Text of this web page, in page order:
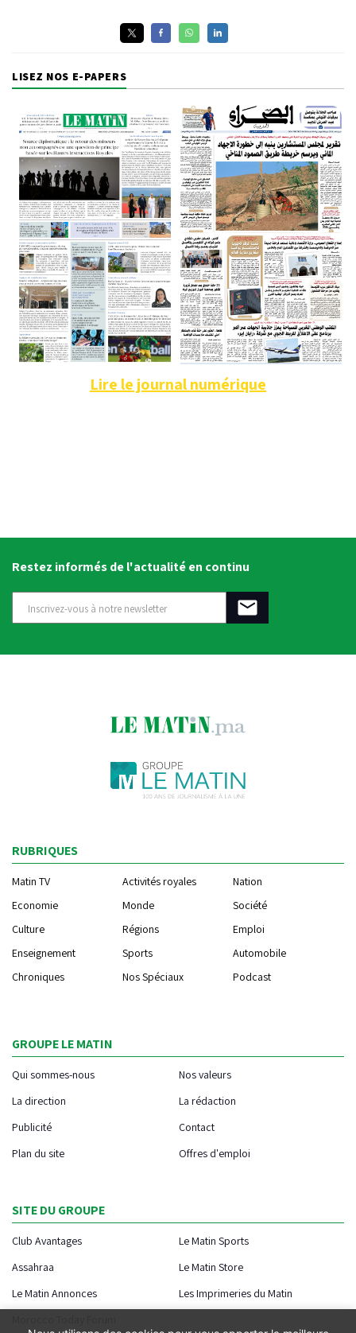
LISEZ NOS E-PAPERS
Lire le journal numérique
Restez informés de l'actualité en continu
RUBRIQUES
Matin TV Activités royales
Nation
Economie
Monde
Société
Culture
Régions
Emploi
Enseignement
Sports
Automobile
Chroniques
Nos Spéciaux Podcast
GROUPE LE MATIN
Qui sommes-nous
Nos valeurs
La direction
La rédaction
Publicité
Contact
Plan du site
Offres d'emploi
SITE DU GROUPE
Club Avantages
Le Matin Sports
Assahraa
Le Matin Store
Le Matin Annonces
Les Imprimeries du Matin